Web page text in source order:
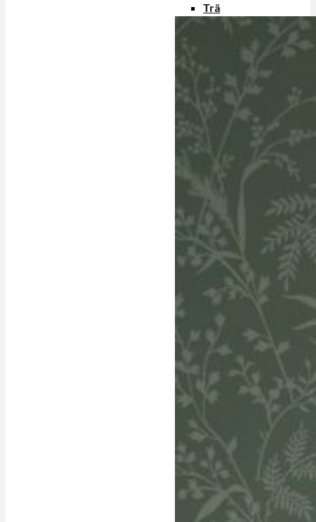
Trä